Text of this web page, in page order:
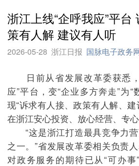
浙江上线“企呼我应”平台
策有人解 建议有人听
2026-05-28 浙江日报 国脉电子政务
日前从省发展改革委获悉，
应”平台，变“企业多方奔走”为“
现“诉求有人接、政策有人解、
在浙江安心投资、放心经营、专心
“这是浙江打造最具竞争力营
之一。”省发展改革委相关负责
对政务服务的期待已从“可办事